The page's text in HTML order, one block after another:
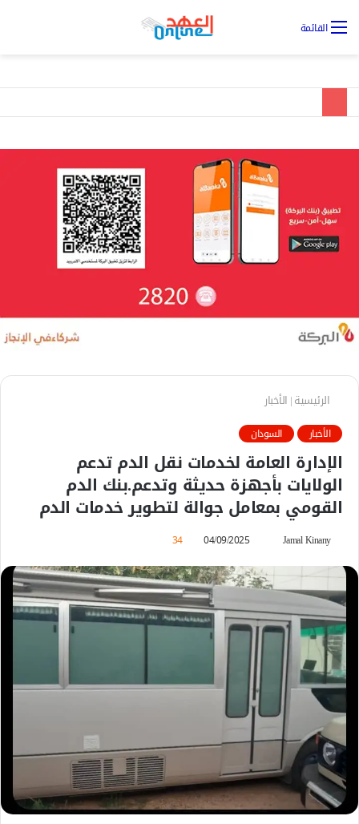
القائمة
الرئيسية| الأخبار
الأخبار السودان
الإدارة العامة لخدمات نقل الدم تدعم
الولايات بأجهزة حديثة وتدعم.بنك الدم
القومي بمعامل جوالة لتطوير خدمات الدم
Jamal Kinany
س
ب
ر
إ
ت
ر
و
04/09/2025
34